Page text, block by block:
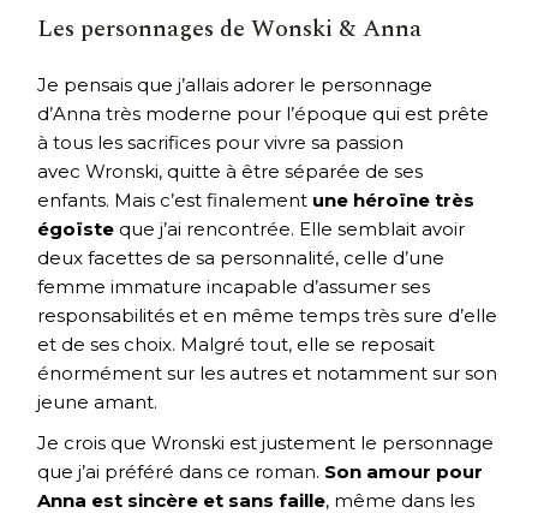
Les personnages de Wonski & Anna
Je pensais que j’allais adorer le personnage
d’Anna très moderne pour l’époque qui est prête
à tous les sacrifices pour vivre sa passion
avec Wronski, quitte à être séparée de ses
enfants. Mais c’est finalement une héroïne très
égoïste que j’ai rencontrée. Elle semblait avoir
deux facettes de sa personnalité, celle d’une
femme immature incapable d’assumer ses
responsabilités et en même temps très sure d’elle
et de ses choix. Malgré tout, elle se reposait
énormément sur les autres et notamment sur son
jeune amant.
Je crois que Wronski est justement le personnage
que j’ai préféré dans ce roman. Son amour pour
Anna est sincère et sans faille, même dans les